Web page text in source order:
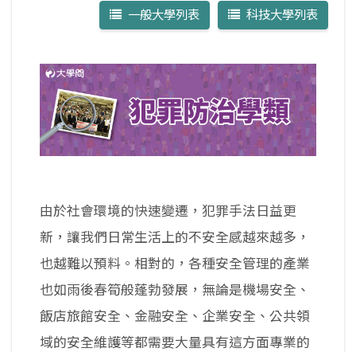
科技大學列表
一般大學列表
由於社會環境的快速變遷，犯罪手法日益更
新，讓我們日常生活上的不安全感越來越多，
也越難以預料。相對的，各種安全管理的產業
也如雨後春筍般蓬勃發展，無論是機場安全、
飯店旅館安全、金融安全、企業安全、公共領
域的安全維護等都需要大量具有這方面專業的